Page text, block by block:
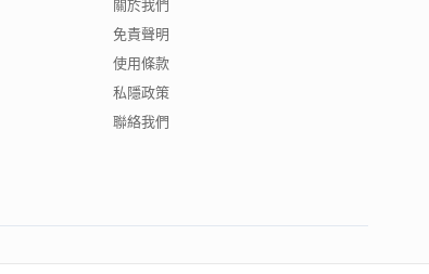
關於我們
免責聲明
使用條款
私隱政策
聯絡我們